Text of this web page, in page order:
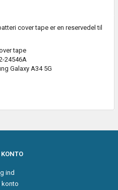
cover tape er en reservedel til
tape
24546A
Galaxy A34 5G
ind
konto